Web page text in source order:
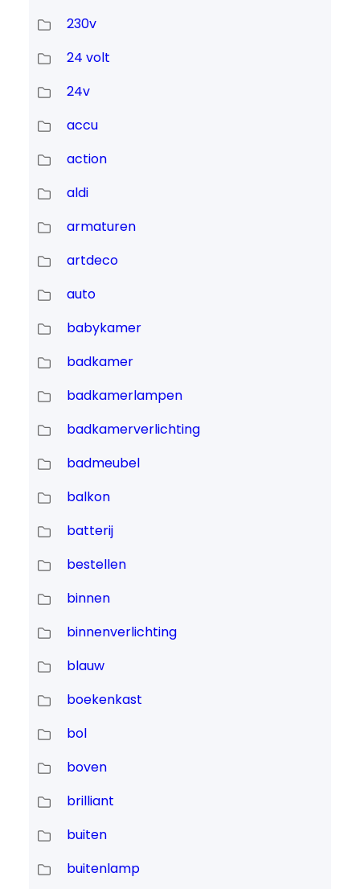
230v
24 volt
24v
accu
action
aldi
armaturen
artdeco
auto
babykamer
badkamer
badkamerlampen
badkamerverlichting
badmeubel
balkon
batterij
bestellen
binnen
binnenverlichting
blauw
boekenkast
bol
boven
brilliant
buiten
buitenlamp